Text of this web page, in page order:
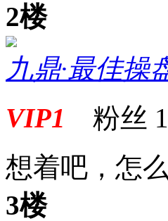
2楼
九鼎·最佳操
VIP1 粉丝
想着吧，怎
3楼